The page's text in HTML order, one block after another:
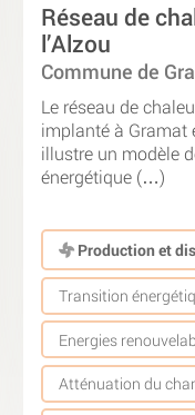
Réseau de
l’Alzou
Commune de
Le réseau de
implanté à Gramat
illustre un modèle
énergétique (…)
Production et
Transition
Energies
Atténuation du